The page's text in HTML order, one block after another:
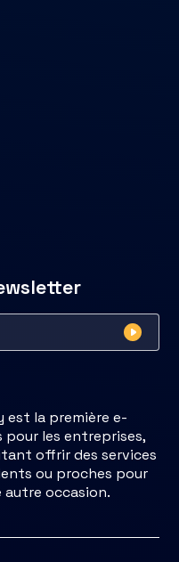
est la première e-
pour les entreprises,
offrir des services
ou proches pour
autre occasion.